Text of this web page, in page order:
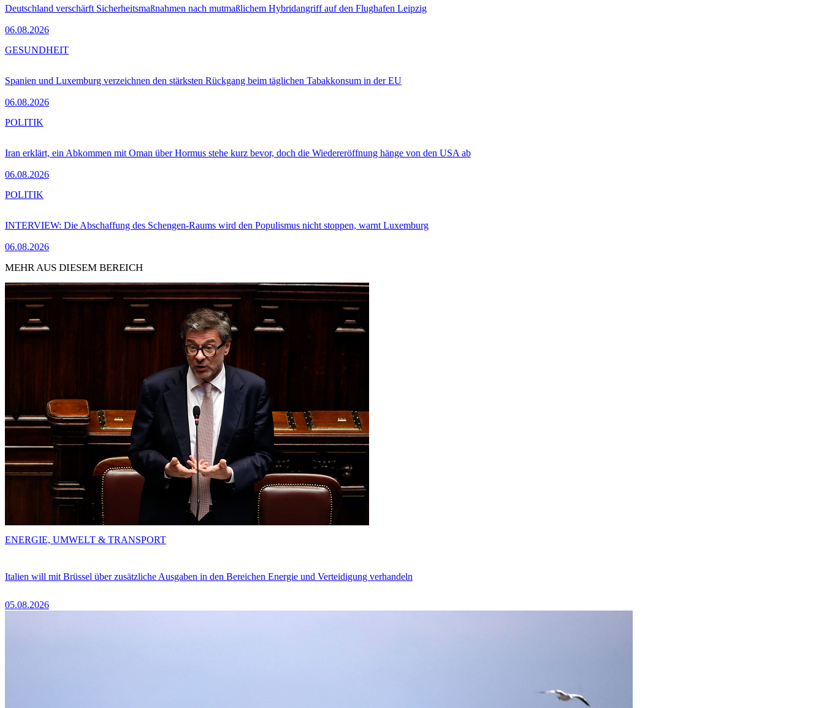
Deutschland verschärft Sicherheitsmaßnahmen nach mutmaßlichem Hybridangriff auf den Flughafen Leipzig
06.08.2026
Spanien und Luxemburg verzeichnen den stärksten Rückgang beim täglichen Tabakkonsum in der EU
06.08.2026
GESUNDHEIT
Iran erklärt, ein Abkommen mit Oman über Hormus stehe kurz bevor, doch die Wiedereröffnung hänge von den USA ab
06.08.2026
POLITIK
INTERVIEW: Die Abschaffung des Schengen-Raums wird den Populismus nicht stoppen, warnt Luxemburg
06.08.2026
POLITIK
MEHR AUS DIESEM BEREICH
Italien will mit Brüssel über zusätzliche Ausgaben in den Bereichen Energie und Verteidigung verhandeln
05.08.2026
ENERGIE, UMWELT & TRANSPORT